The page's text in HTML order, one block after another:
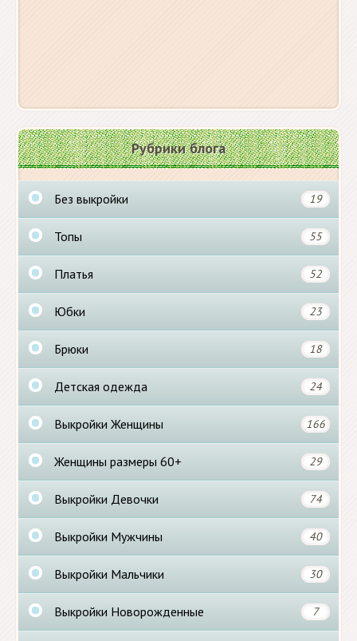
Рубрики блога
Без выкройки 19
Топы 55
Платья 52
Юбки 23
Брюки 18
Детская одежда 24
Выкройки Женщины 166
Женщины размеры 60+ 29
Выкройки Девочки 74
Выкройки Мужчины 40
Выкройки Мальчики 30
Выкройки Новорожденные 7